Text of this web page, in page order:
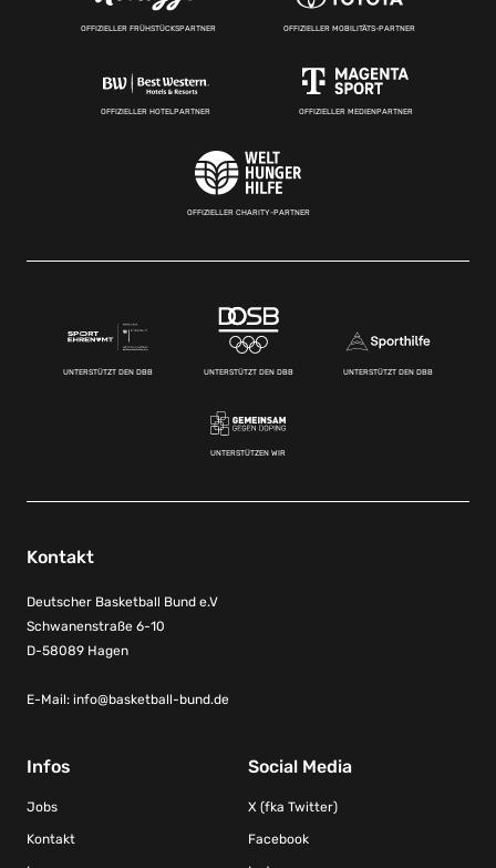
OFFIZIELLER FRÜHSTÜCKSPARTNER OFFIZIELLER MOBILITÄTS-PARTNER
OFFIZIELLER HOTELPARTNER OFFIZIELLER MEDIENPARTNER
OFFIZIELLER CHARITY-PARTNER
UNTERSTÜTZT DEN DBB UNTERSTÜTZT DEN DBB UNTERSTÜTZT DEN DBB
UNTERSTÜTZEN WIR
Kontakt
Deutscher Basketball Bund e.V
Schwanenstraße 6-10
D-58089 Hagen
E-Mail: info@basketball-bund.de
Infos
Jobs
Kontakt
Social Media
X (fka Twitter)
Facebook